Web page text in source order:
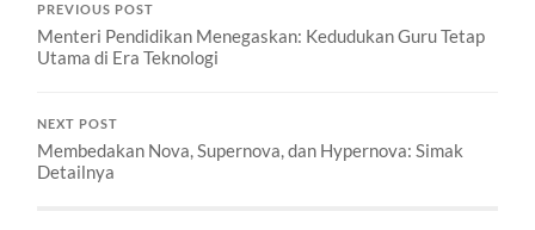
PREVIOUS POST
Menteri Pendidikan Menegaskan: Kedudukan Guru Tetap
Utama di Era Teknologi
NEXT POST
Membedakan Nova, Supernova, dan Hypernova: Simak
Detailnya